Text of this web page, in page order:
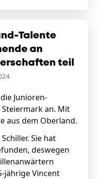
Talente
an
teil
Junioren-
an. Mit
aus dem Oberland.
Sie hat
deswegen
jährige Vincent